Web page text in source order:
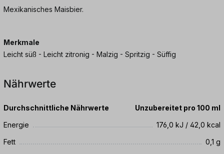
Mexikanisches Maisbier.
Merkmale
Leicht süß - Leicht zitronig - Malzig - Spritzig - Süffig
Nährwerte
Durchschnittliche Nährwerte
Unzubereitet pro 100 ml
Energie
176,0 kJ / 42,0 kcal
Fett
0,1 g